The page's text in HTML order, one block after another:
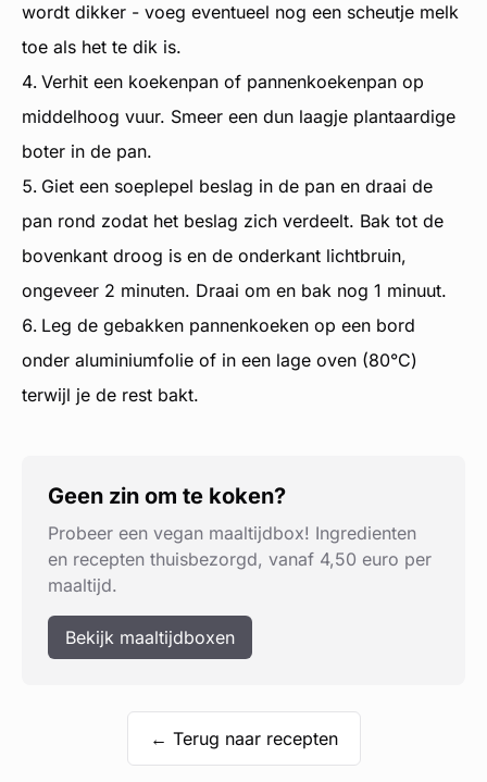
wordt dikker - voeg eventueel nog een scheutje melk
toe als het te dik is.
Verhit een koekenpan of pannenkoekenpan op
middelhoog vuur. Smeer een dun laagje plantaardige
boter in de pan.
Giet een soeplepel beslag in de pan en draai de
pan rond zodat het beslag zich verdeelt. Bak tot de
bovenkant droog is en de onderkant lichtbruin,
ongeveer 2 minuten. Draai om en bak nog 1 minuut.
Leg de gebakken pannenkoeken op een bord
onder aluminiumfolie of in een lage oven (80°C)
terwijl je de rest bakt.
Geen zin om te koken?
Probeer een vegan maaltijdbox! Ingredienten
en recepten thuisbezorgd, vanaf 4,50 euro per
maaltijd.
Bekijk maaltijdboxen
← Terug naar recepten